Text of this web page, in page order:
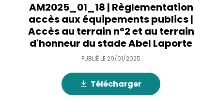
AM2025_01_18 | Règlementation
accès aux équipements publics |
Accès au terrain n°2 et au terrain
d'honneur du stade Abel Laporte
PUBLIÉ LE 29/01/2025
Télécharger